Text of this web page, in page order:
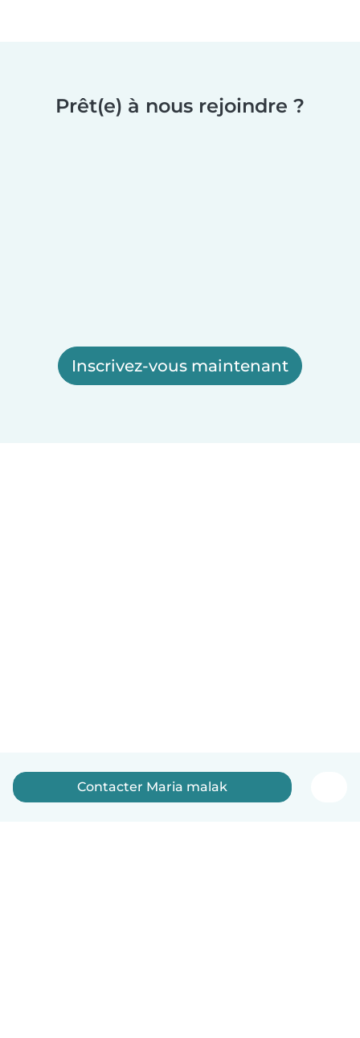
Prêt(e) à nous rejoindre ?
Inscrivez-vous maintenant
Contacter Maria malak